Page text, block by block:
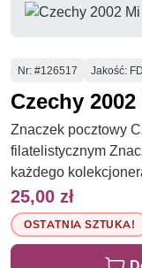
Numer
Nr: #126517 Jakość:
Czechy
Znaczek pocztowy
filatelistycznym
każdego
25,00 zł
OSTATNIA SZTUKA!